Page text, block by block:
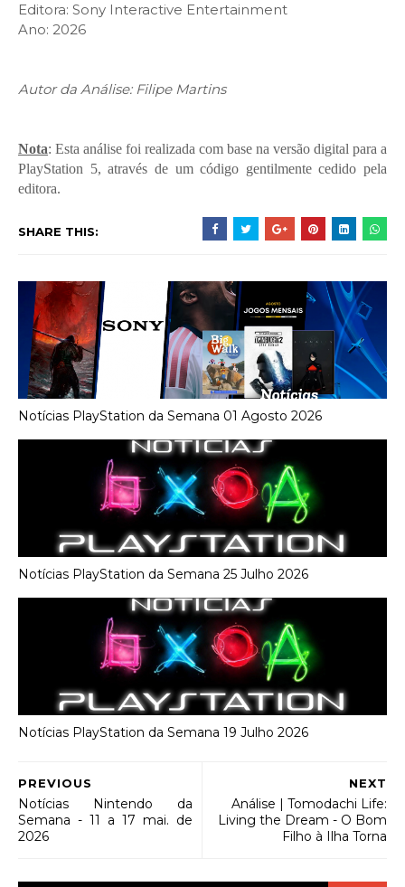
Editora: Sony Interactive Entertainment
Ano: 2026
Autor da Análise: Filipe Martins
Nota: Esta análise foi realizada com base na versão digital para a
PlayStation 5, através de um código gentilmente cedido pela
editora.
SHARE THIS:
Notícias PlayStation da Semana 01 Agosto 2026
Notícias PlayStation da Semana 25 Julho 2026
Notícias PlayStation da Semana 19 Julho 2026
NEXT
Análise | Tomodachi Life:
Living the Dream - O Bom
Filho à Ilha Torna
PREVIOUS
Notícias Nintendo da
Semana - 11 a 17 mai. de
2026